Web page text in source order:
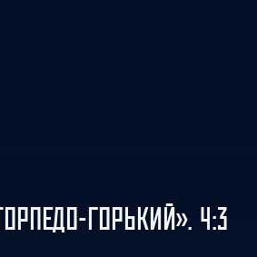
ГОРЬКИЙ». 4:3